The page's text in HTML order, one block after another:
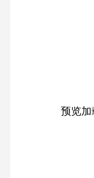
预览加